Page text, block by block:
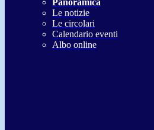
Panoramica
Le notizie
Le circolari
Calendario eventi
Albo online